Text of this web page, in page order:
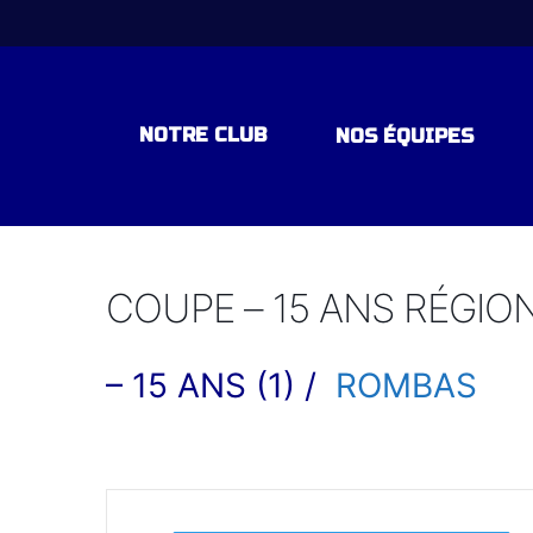
NOTRE CLUB NOS ÉQUIPES
EQUIPE 1 – NATIONALE 1 –
COUPE – 15 ANS
– 15 ANS (1) / ROMBAS